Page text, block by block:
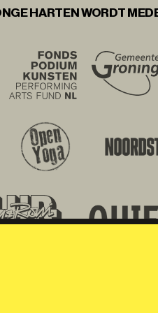
HARTEN WORDT